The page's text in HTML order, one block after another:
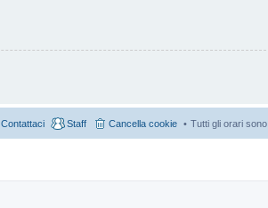
Tutti gli orari sono
Cancella cookie
Staff
Contattaci